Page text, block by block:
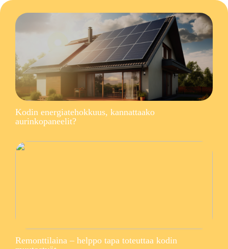
Kodin energiatehokkuus, kannattaako
aurinkopaneelit?
Remonttilaina – helppo tapa toteuttaa kodin